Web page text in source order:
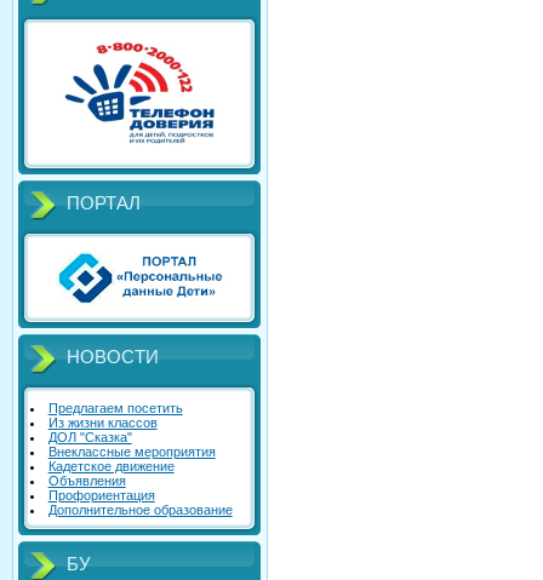
ПОРТАЛ
НОВОСТИ
Предлагаем посетить
Из жизни классов
ДОЛ "Сказка"
Внеклассные мероприятия
Кадетское движение
Объявления
Профориентация
Дополнительное образование
БУ